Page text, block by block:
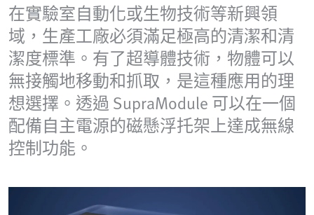
在實驗室自動化或生物技術等新興領
域，生產工廠必須滿足極高的清潔和清
潔度標準。有了超導體技術，物體可以
無接觸地移動和抓取，是這種應用的理
想選擇。透過 SupraModule 可以在一個
配備自主電源的磁懸浮托架上達成無線
控制功能。